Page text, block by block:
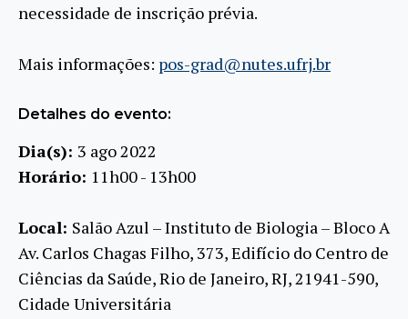
necessidade de inscrição prévia.
Mais informações: pos-grad@nutes.ufrj.br
Detalhes do evento:
Dia(s): 3 ago 2022
Horário: 11h00 - 13h00
Local: Salão Azul – Instituto de Biologia – Bloco A
Av. Carlos Chagas Filho, 373, Edifício do Centro de
Ciências da Saúde, Rio de Janeiro, RJ, 21941-590,
Cidade Universitária